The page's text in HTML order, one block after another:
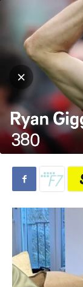
Hjem Fotball
Fotball Bundesliga
Timo
RB